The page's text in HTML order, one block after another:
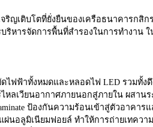
ริญเติบโตที่ยั่งยืนของเครือธนาคารกสิก
ริหารจัดการพื้นที่สำรองในการทำงาน
ไฟฟ้าทั้งหมดและหลอดไฟ LED รวมทั้ง
ลเวียนอากาศภายนอกสู่ภายใน ผสาน
ป้องกันความร้อนเข้าสู่ตัวอาคาร
นอลูมิเนียมฟอยล์ ทำให้การถ่ายเทควา